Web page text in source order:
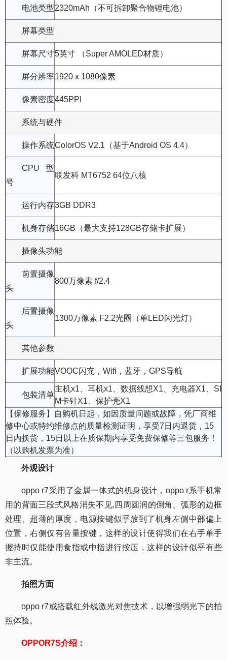
电池类型2320mAh（不可拆卸聚合物锂电池）
屏幕类型
屏幕尺寸5英寸 （Super AMOLED材质）
屏分辨率1920 x 1080像素
像素密度445PPI
系统与硬件
操作系统ColorOS V2.1（基于Android OS 4.4）
CPU型
号
联发科 MT6752 64位八核
运行内存3GB DDR3
机身存储16GB（最大支持128GB存储卡扩展）
摄像头功能
前置摄像
头
800万像素 f/2.4
后置摄像
头
1300万像素 F2.2光圈（单LED闪光灯）
其他参数
扩展功能VOOC闪充，Wifi，蓝牙，GPS导航
包装清单
主机x1、耳机x1、数据线想X1、充电器X1、SI
M卡针X1、保护壳X1
【保修服务】自购机日起，如因质量问题或故障，凭厂商维
修中心或特约维修点的质量检测证明，享受7日内退货，15
日内换货，15日以上在质保期内享受免费保修等三包服务！
（以购机发票为准）
外观设计
oppo r7采用了金属一体式的机身设计，oppo r系手机常
用的背面三段式风格消失不见,四周圆润的倒角、弧形的边框
处理、超薄的厚度，电源按键似乎放到了机身左侧中部偏上
位置，右侧仅有音量按键，这样的设计使得我们在右手单手
握持时仅能使用食指或中指进行按压，这样的设计似乎有些
非主流。
拍照方面
oppo r7或搭载红外线激光对焦技术，以增强弱光下的拍
照体验。
OPPOR7S介绍：